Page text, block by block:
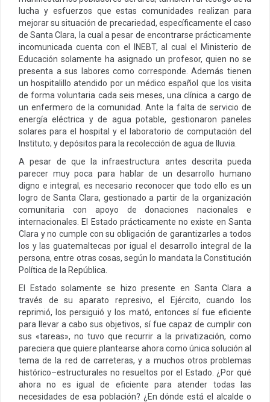
lucha y esfuerzos que estas comunidades realizan para
mejorar su situación de precariedad, específicamente el caso
de Santa Clara, la cual a pesar de encontrarse prácticamente
incomunicada cuenta con el INEBT, al cual el Ministerio de
Educación solamente ha asignado un profesor, quien no se
presenta a sus labores como corresponde. Además tienen
un hospitalillo atendido por un médico español que los visita
de forma voluntaria cada seis meses, una clínica a cargo de
un enfermero de la comunidad. Ante la falta de servicio de
energía eléctrica y de agua potable, gestionaron paneles
solares para el hospital y el laboratorio de computación del
Instituto; y depósitos para la recolección de agua de lluvia.
A pesar de que la infraestructura antes descrita pueda
parecer muy poca para hablar de un desarrollo humano
digno e integral, es necesario reconocer que todo ello es un
logro de Santa Clara, gestionado a partir de la organización
comunitaria con apoyo de donaciones nacionales e
internacionales. El Estado prácticamente no existe en Santa
Clara y no cumple con su obligación de garantizarles a todos
los y las guatemaltecas por igual el desarrollo integral de la
persona, entre otras cosas, según lo mandata la Constitución
Política de la República.
El Estado solamente se hizo presente en Santa Clara a
través de su aparato represivo, el Ejército, cuando los
reprimió, los persiguió y los mató, entonces sí fue eficiente
para llevar a cabo sus objetivos, sí fue capaz de cumplir con
sus «tareas», no tuvo que recurrir a la privatización, como
pareciera que quiere plantearse ahora como única solución al
tema de la red de carreteras, y a muchos otros problemas
histórico–estructurales no resueltos por el Estado. ¿Por qué
ahora no es igual de eficiente para atender todas las
necesidades de esa población? ¿En dónde está el alcalde o